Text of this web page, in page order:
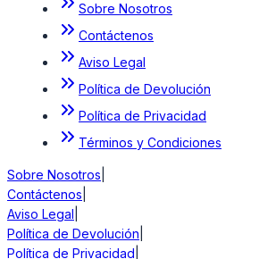
Sobre Nosotros
Contáctenos
Aviso Legal
Política de Devolución
Política de Privacidad
Términos y Condiciones
Sobre Nosotros
Contáctenos
Aviso Legal
Política de Devolución
Política de Privacidad